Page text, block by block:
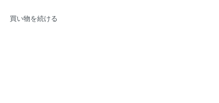
買い物を続ける